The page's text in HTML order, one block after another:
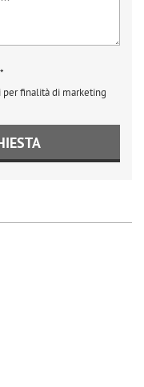
*
finalità di marketing